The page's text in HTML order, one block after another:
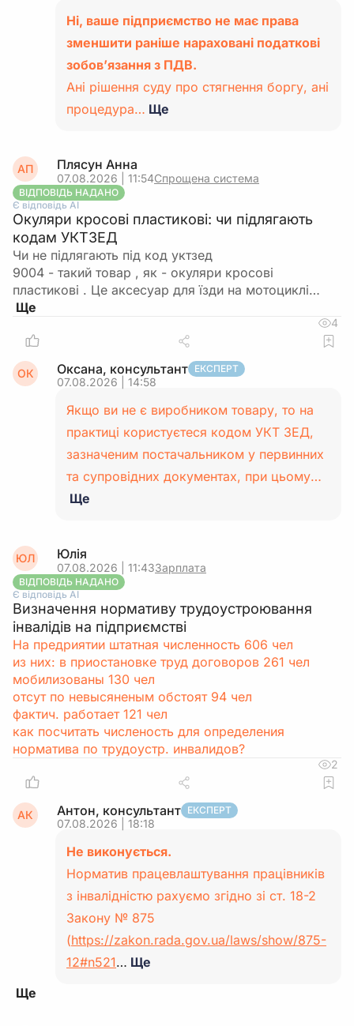
Ні, ваше підприємство не має права
зменшити раніше нараховані податкові
зобов’язання з ПДВ.
Ані рішення суду про стягнення боргу, ані
процедура… Ще
АП Плясун Анна
07.08.2026 | 11:54Спрощена система
ВІДПОВІДЬ НАДАНО
Є відповідь АІ
Окуляри кросові пластикові: чи підлягають
кодам УКТЗЕД
Чи не підлягають під код уктзед
9004 - такий товар , як - окуляри кросові
пластикові . Це аксесуар для їзди на мотоциклі…
4
ОК Оксана, консультант ЕКСПЕРТ
07.08.2026 | 14:58
Якщо ви не є виробником товару, то на
практиці користуєтеся кодом УКТ ЗЕД,
зазначеним постачальником у первинних
та супровідних документах, при цьому…
Ще
ЮЛ Юлія
07.08.2026 | 11:43Зарплата
ВІДПОВІДЬ НАДАНО
Є відповідь АІ
Визначення нормативу трудоустроювання
інвалідів на підприємстві
На предриятии штатная численность 606 чел
из них: в приостановке труд договоров 261 чел
мобилизованы 130 чел
отсут по невысяненым обстоят 94 чел
фактич. работает 121 чел
как посчитать численость для определения
норматива по трудоустр. инвалидов?
2
АК Антон, консультант ЕКСПЕРТ
07.08.2026 | 18:18
Не виконується.
Норматив працевлаштування працівників
з інвалідністю рахуємо згідно зі ст. 18-2
Закону № 875
(https://zakon.rada.gov.ua/laws/show/875-
12#n521… Ще